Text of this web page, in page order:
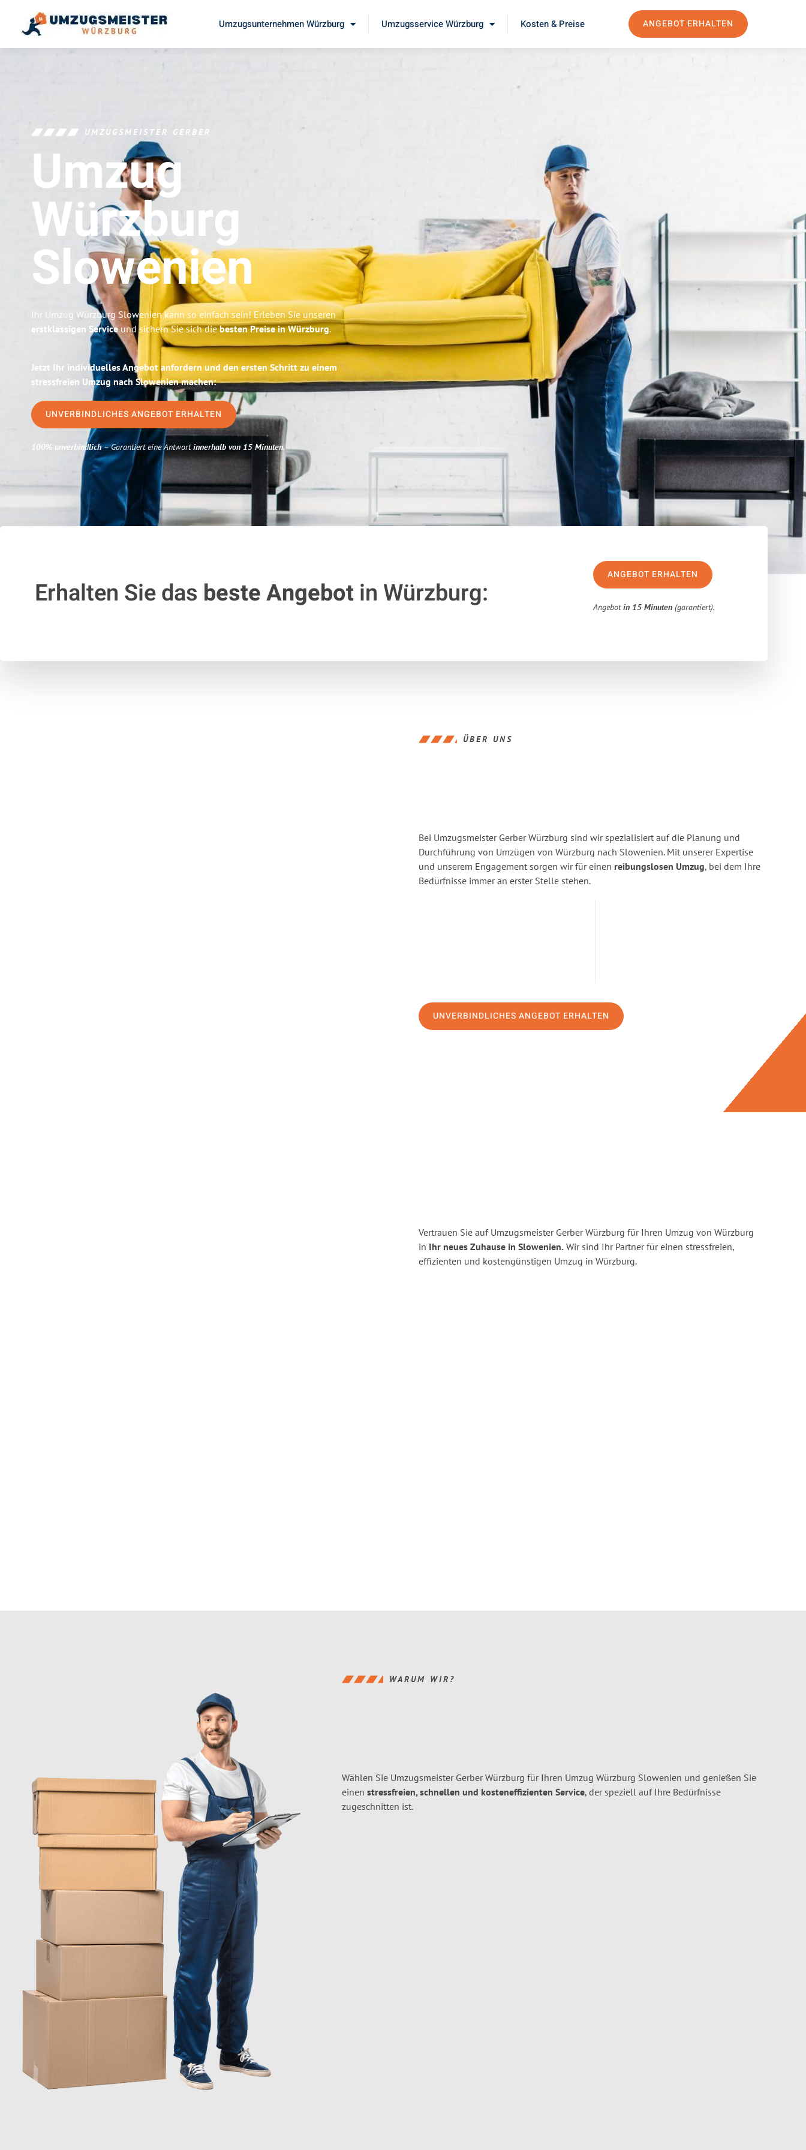
Umzugsunternehmen Würzburg Umzugsservice Würzburg Kosten & Preise ANGEBOT ERHALTEN
UMZUGSMEISTER GERBER
Umzug
Würzburg
Slowenien
Ihr Umzug Würzburg Slowenien kann so einfach sein! Erleben Sie unseren
erstklassigen Serviceund sichern Sie sich diebesten Preise in Würzburg.
Jetzt Ihr individuelles Angebot anfordern und den ersten Schritt zu einem
stressfreien Umzug nach Slowenien machen:
UNVERBINDLICHES ANGEBOT ERHALTEN
100% unverbindlich– Garantiert eine Antwortinnerhalb von 15 Minuten.
Erhalten Sie das beste Angebotin Würzburg:
ANGEBOT ERHALTEN
Angebotin 15 Minuten (garantiert).
ÜBER UNS
Bei Umzugsmeister Gerber Würzburg sind wir spezialisiert auf die Planung und
Durchführung von Umzügen von Würzburg nach Slowenien. Mit unserer Expertise
und unserem Engagement sorgen wir für einen reibungslosen Umzug, bei dem Ihre
Bedürfnisse immer an erster Stelle stehen.
UNVERBINDLICHES ANGEBOT ERHALTEN
Vertrauen Sie auf Umzugsmeister Gerber Würzburg für Ihren Umzug von Würzburg
in Ihr neues Zuhause in Slowenien. Wir sind Ihr Partner für einen stressfreien,
effizienten und kostengünstigen Umzug in Würzburg.
WARUM WIR?
Wählen Sie Umzugsmeister Gerber Würzburg für Ihren Umzug Würzburg Slowenien und genießen Sie
einen stressfreien, schnellen und kosteneffizienten Service, der speziell auf Ihre Bedürfnisse
zugeschnitten ist.